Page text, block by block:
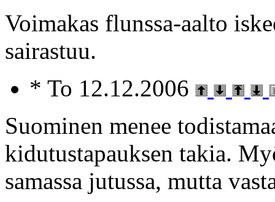
Voimakas flunssa-aalto
sairastuu.
* To 12.12.2006
Suominen menee
kidutustapauksen takia.
samassa jutussa, mutta